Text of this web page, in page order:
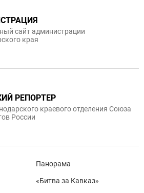
сайт администрации
края
РЕПОРТЕР
краевого отделения Союза
России
Панорама
«Битва за Кавказ»